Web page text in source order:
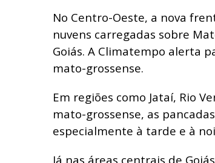
No Centro-Oeste, a nova
nuvens carregadas sobre
Goiás. A Climatempo alerta
mato-grossense.
Em regiões como Jataí, Rio
mato-grossense, as
especialmente à tarde e à
Já nas áreas centrais de